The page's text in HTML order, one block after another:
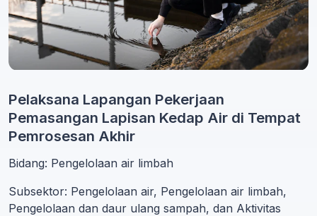
Pelaksana Lapangan Pekerjaan
Pemasangan Lapisan Kedap Air di Tempat
Pemrosesan Akhir
Bidang: Pengelolaan air limbah
Subsektor: Pengelolaan air, Pengelolaan air limbah,
Pengelolaan dan daur ulang sampah, dan Aktivitas